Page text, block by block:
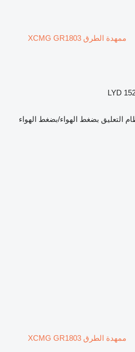
ممهدة الطرق XCMG GR1803
LYD
التعليق بضغط الهواء/بضغط الهواء
ممهدة الطرق XCMG GR1803